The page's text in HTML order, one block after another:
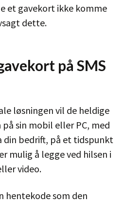
et gavekort ikke komme
dette.
på SMS
løsningen vil de heldige
sin mobil eller PC, med
din bedrift, på et tidspunkt
mulig å legge ved hilsen i
video.
hentekode som den